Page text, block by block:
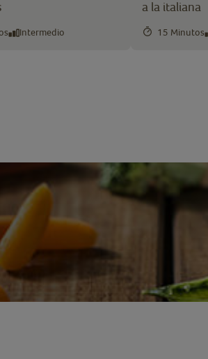
Intermedio
a la italiana
15 Minutos